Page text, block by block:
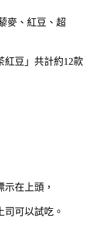
麥、紅豆、超
紅豆」共計約12款
在上頭，
可以試吃。